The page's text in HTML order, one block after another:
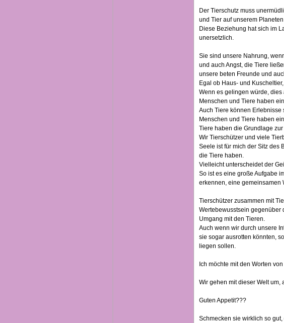
Der Tierschutz muss
und Tier auf unserem
Diese Beziehung hat sich im
unersetzlich.
Sie sind unsere Nahrung,
und auch Angst, die Tiere
unsere beten Freunde und
Egal ob Haus- und
Wenn es gelingen würde,
Menschen und Tiere haben
Auch Tiere können Erlebnisse
Menschen und Tiere haben
Tiere haben die Grundlage
Wir Tierschützer und viele
Seele ist für mich der Sitz des
die Tiere haben.
Vielleicht unterscheidet der
So ist es eine große Aufgabe
erkennen, eine gemeinsamen
Tierschützer zusammen mit
Wertebewusstsein gegenüber
Umgang mit den Tieren.
Auch wenn wir durch unsere
sie sogar ausrotten könnten,
liegen sollen.
Ich möchte mit den Worten
Wir gehen mit dieser Welt um,
Guten Appetit???
Schmecken sie wirklich so